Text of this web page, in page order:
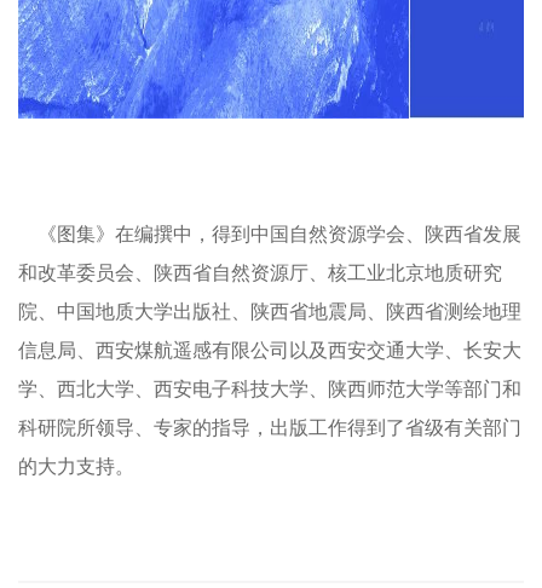
《图集》在编撰中，得到中国自然资源学会、陕西省发展
和改革委员会、陕西省自然资源厅、核工业北京地质研究
院、中国地质大学出版社、陕西省地震局、陕西省测绘地理
信息局、西安煤航遥感有限公司以及西安交通大学、长安大
学、西北大学、西安电子科技大学、陕西师范大学等部门和
科研院所领导、专家的指导，出版工作得到了省级有关部门
的大力支持。